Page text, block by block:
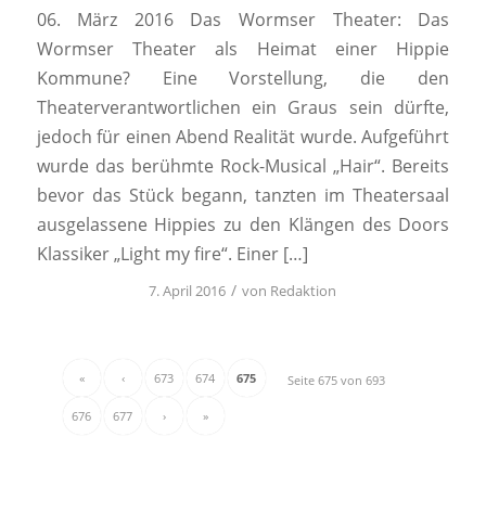
06. März 2016 Das Wormser Theater: Das
Wormser Theater als Heimat einer Hippie
Kommune? Eine Vorstellung, die den
Theaterverantwortlichen ein Graus sein dürfte,
jedoch für einen Abend Realität wurde. Aufgeführt
wurde das berühmte Rock-Musical „Hair“. Bereits
bevor das Stück begann, tanzten im Theatersaal
ausgelassene Hippies zu den Klängen des Doors
Klassiker „Light my fire“. Einer […]
7. April 2016 / von Redaktion
Seite 675 von 693
« ‹ 673 674 675
676 677 › »